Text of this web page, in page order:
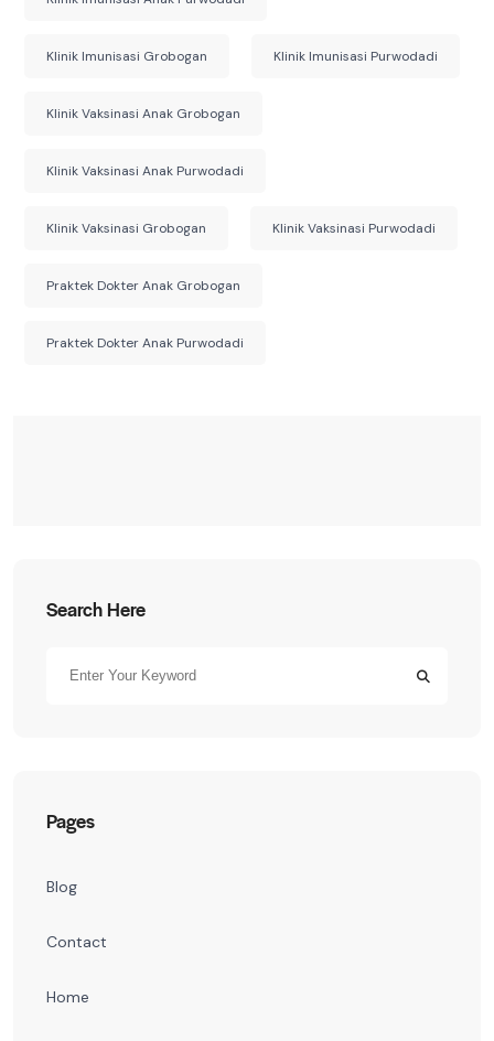
Klinik Imunisasi Grobogan Klinik Imunisasi Purwodadi
Klinik Vaksinasi Anak Grobogan
Klinik Vaksinasi Anak Purwodadi
Klinik Vaksinasi Grobogan Klinik Vaksinasi Purwodadi
Praktek Dokter Anak Grobogan
Praktek Dokter Anak Purwodadi
Search Here
Pages
Blog
Contact
Home